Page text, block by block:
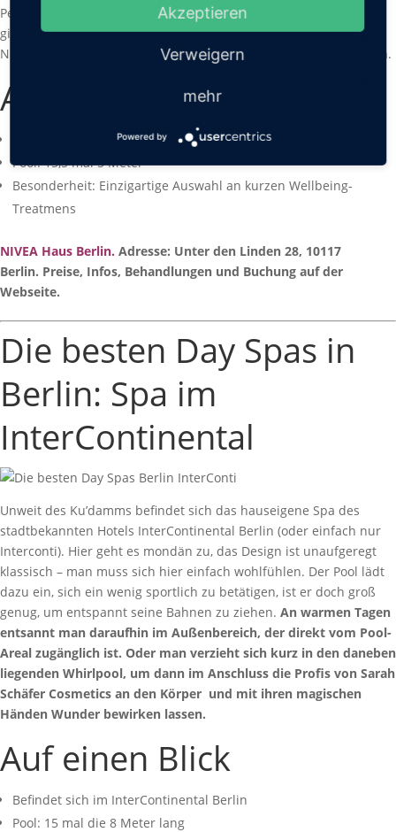
Pediküre und ein Glas Sekt gönnen. In diesem Berliner Day-Spa
gilt nämlich: Laufkundschaft erwünscht! Wer allerdings auf
Nummer sicher gehen möchte, sollte vorab einen Termin buchen.
Auf einen Blick
Befindet sich unweit es Brandenburgers Tors
Pool: 15,5 mal 5 Meter
Besonderheit: Einzigartige Auswahl an kurzen Wellbeing-
Treatmens
NIVEA Haus Berlin. Adresse: Unter den Linden 28, 10117
Berlin. Preise, Infos, Behandlungen und Buchung auf der
Webseite.
Die besten Day Spas in
Berlin: Spa im
InterContinental
Unweit des Ku’damms befindet sich das hauseigene Spa des
stadtbekannten Hotels InterContinental Berlin (oder einfach nur
Interconti). Hier geht es mondän zu, das Design ist unaufgeregt
klassisch – man muss sich hier einfach wohlfühlen. Der Pool lädt
dazu ein, sich ein wenig sportlich zu betätigen, ist er doch groß
genug, um entspannt seine Bahnen zu ziehen. An warmen Tagen
entsannt man daraufhin im Außenbereich, der direkt vom Pool-
Areal zugänglich ist. Oder man verzieht sich kurz in den daneben
liegenden Whirlpool, um dann im Anschluss die Profis von Sarah
Schäfer Cosmetics an den Körper und mit ihren magischen
Händen Wunder bewirken lassen.
Auf einen Blick
Befindet sich im InterContinental Berlin
Pool: 15 mal die 8 Meter lang
Akzeptieren
Verweigern
mehr
Powered by